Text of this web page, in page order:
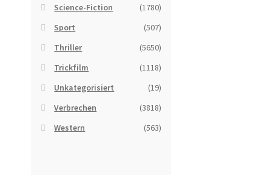
Science-Fiction
(1780)
Sport
(507)
Thriller
(5650)
Trickfilm
(1118)
Unkategorisiert
(19)
Verbrechen
(3818)
Western
(563)